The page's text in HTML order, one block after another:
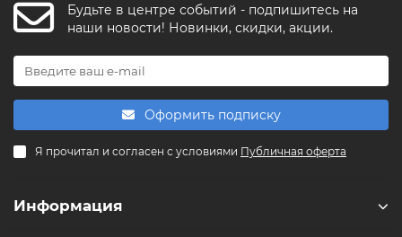
Будьте в центре событий - подпишитесь на
наши новости! Новинки, скидки, акции.
Оформить подписку
Я прочитал и согласен с условиями Публичная оферта
Информация
F FishkaAI
Обычно отвечаем за минуту
Чем можем помочь?